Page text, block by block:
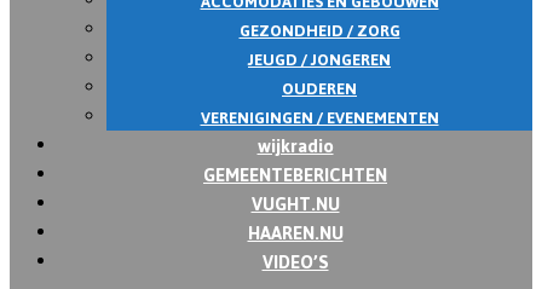
GEZONDHEID / ZORG
JEUGD / JONGEREN
OUDEREN
VERENIGINGEN / EVENEMENTEN
wijkradio
GEMEENTEBERICHTEN
VUGHT.NU
HAAREN.NU
VIDEO’S